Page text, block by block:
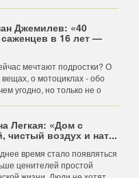
Джемилев: «40
в 16 лет —
мечтают подростки? О
вещах, о мотоциклах - обо
угодно, но только не о
Легкая: «Дом с
чистый воздух и нат...
время стало появляться
ценителей простой